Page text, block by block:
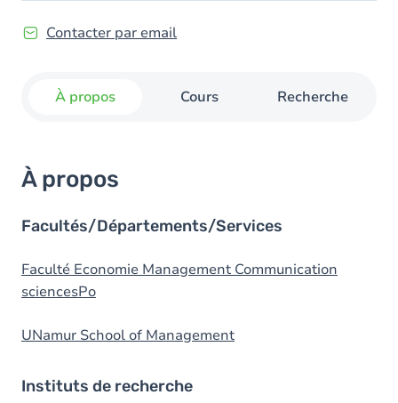
Contacter par email
À propos Cours Recherche
À propos
Facultés/Départements/Services
Faculté Economie Management Communication
sciencesPo
UNamur School of Management
Instituts de recherche